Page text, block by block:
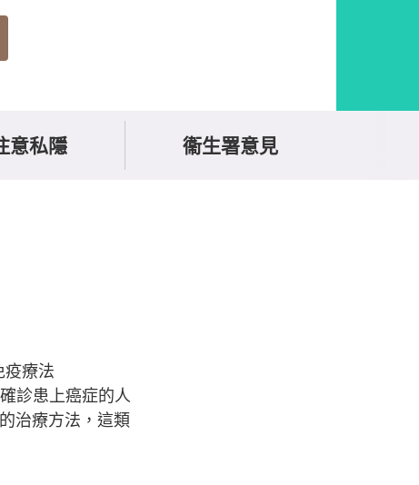
意私隱 衞生署意見
療法
診患上癌症的人
治療方法，這類